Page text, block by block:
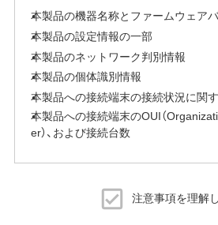
本製品の機器名称とファームウェア
本製品の設定情報の一部
本製品のネットワーク判別情報
本製品の個体識別情報
本製品への接続端末の接続状況に関
本製品への接続端末のOUI（
er）、および接続台数
当社はこれらの情報を安定したファ
注意事項を理解